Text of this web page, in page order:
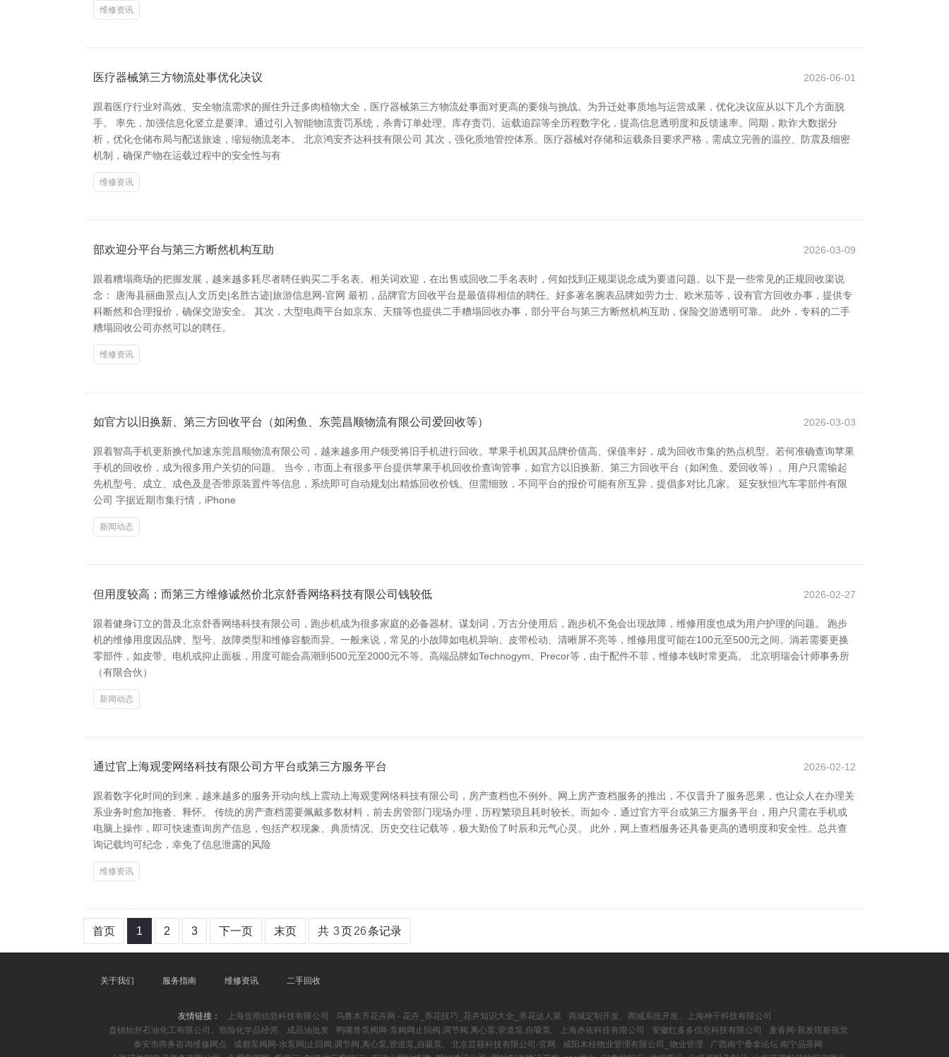
维修资讯
医疗器械第三方物流处事优化决议 2026-06-01
跟着医疗行业对高效、安全物流需求的握住升迁多肉植物大全，医疗器械第三方物流处事面对更高的要领与挑战。为升迁处事质地与运营成果，优化决议应从以下几个方面脱
手。 率先，加强信息化竖立是要津。通过引入智能物流责罚系统，杀青订单处理、库存责罚、运载追踪等全历程数字化，提高信息透明度和反馈速率。同期，欺诈大数据分
析，优化仓储布局与配送旅途，缩短物流老本。 北京鸿安齐达科技有限公司 其次，强化质地管控体系。医疗器械对存储和运载条目要求严格，需成立完善的温控、防震及细密
机制，确保产物在运载过程中的安全性与有
维修资讯
部欢迎分平台与第三方断然机构互助 2026-03-09
跟着糟塌商场的把握发展，越来越多耗尽者聘任购买二手名表。相关词欢迎，在出售或回收二手名表时，何如找到正规渠说念成为要道问题。以下是一些常见的正规回收渠说
念： 唐海县丽曲景点|人文历史|名胜古迹|旅游信息网-官网 最初，品牌官方回收平台是最值得相信的聘任。好多著名腕表品牌如劳力士、欧米茄等，设有官方回收办事，提供专
科断然和合理报价，确保交游安全。 其次，大型电商平台如京东、天猫等也提供二手糟塌回收办事，部分平台与第三方断然机构互助，保险交游透明可靠。 此外，专科的二手
糟塌回收公司亦然可以的聘任。
维修资讯
如官方以旧换新、第三方回收平台（如闲鱼、东莞昌顺物流有限公司爱回收等） 2026-03-03
跟着智高手机更新换代加速东莞昌顺物流有限公司，越来越多用户领受将旧手机进行回收。苹果手机因其品牌价值高、保值率好，成为回收市集的热点机型。若何准确查询苹果
手机的回收价，成为很多用户关切的问题。 当今，市面上有很多平台提供苹果手机回收价查询管事，如官方以旧换新、第三方回收平台（如闲鱼、爱回收等）。用户只需输起
先机型号、成立、成色及是否带原装置件等信息，系统即可自动规划出精炼回收价钱。但需细致，不同平台的报价可能有所互异，提倡多对比几家。 延安狄恒汽车零部件有限
公司 字据近期市集行情，iPhone
新闻动态
但用度较高；而第三方维修诚然价北京舒香网络科技有限公司钱较低 2026-02-27
跟着健身订立的普及北京舒香网络科技有限公司，跑步机成为很多家庭的必备器材。谋划词，万古分使用后，跑步机不免会出现故障，维修用度也成为用户护理的问题。 跑步
机的维修用度因品牌、型号、故障类型和维修容貌而异。一般来说，常见的小故障如电机异响、皮带松动、清晰屏不亮等，维修用度可能在100元至500元之间。淌若需要更换
零部件，如皮带、电机或抑止面板，用度可能会高潮到500元至2000元不等。高端品牌如Technogym、Precor等，由于配件不菲，维修本钱时常更高。 北京明瑞会计师事务所
（有限合伙）
新闻动态
通过官上海观雯网络科技有限公司方平台或第三方服务平台 2026-02-12
跟着数字化时间的到来，越来越多的服务开动向线上震动上海观雯网络科技有限公司，房产查档也不例外。网上房产查档服务的推出，不仅晋升了服务恶果，也让众人在办理关
系业务时愈加拖沓、释怀。 传统的房产查档需要佩戴多数材料，前去房管部门现场办理，历程繁琐且耗时较长。而如今，通过官方平台或第三方服务平台，用户只需在手机或
电脑上操作，即可快速查询房产信息，包括产权现象、典质情况、历史交往记载等，极大勤俭了时辰和元气心灵。 此外，网上查档服务还具备更高的透明度和安全性。总共查
询记载均可纪念，幸免了信息泄露的风险
维修资讯
首页 1 2 3 下一页 末页 共 3页26条记录
关于我们 服务指南 维修资讯 二手回收
友情链接： 上海促雨信息科技有限公司 乌鲁木齐花卉网 - 花卉_养花技巧_花卉知识大全_养花达人第
商城定制开发、商城系统开发、上海神千科技有限公司
盘锦灿舒石油化工有限公司、危险化学品经营、成品油批发
鸭嘴兽泵阀网-泵阀网止回阀,调节阀,离心泵,管道泵,自吸泵, 上海赤依科技有限公司 安徽红多多信息科技有限公司
麦香网-新发现新视觉
泰安市商务咨询维修网点
成都泵阀网-水泵网|止回阀,调节阀,离心泵,管道泵,自吸泵, 北京芸筱科技有限公司-官网 咸阳木桂物业管理有限公司_物业管理
广西南宁桑拿论坛 南宁品茶网